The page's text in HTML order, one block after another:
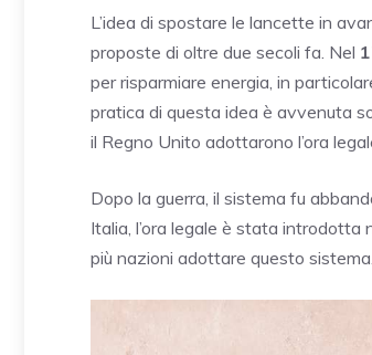
L’idea di spostare le lancette in
proposte di oltre due secoli fa. Nel
per risparmiare energia, in
pratica di questa idea è avvenuta
il Regno Unito adottarono l’ora
Dopo la guerra, il sistema fu
Italia, l’ora legale è stata introdotta
più nazioni adottare questo sistema.